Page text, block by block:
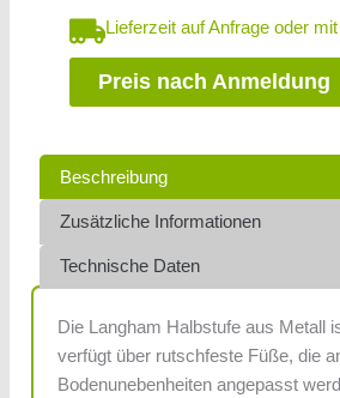
Lieferzeit auf Anfrage oder
Preis nach Anmeldung
Beschreibung
Zusätzliche Informationen
Technische Daten
Die Langham Halbstufe aus Metall
verfügt über rutschfeste Füße, die
Bodenunebenheiten angepasst